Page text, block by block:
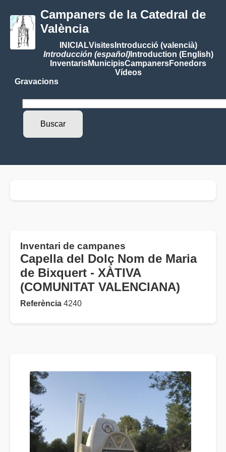
Campaners de la Catedral de
València
INICIALVisitesIntroducció (valencià)
Introducción (español)Introduction (English)
InventarisMunicipisCampanersFonedors
Vídeos
Gravacions
Inventari de campanes
Capella del Dolç Nom de Maria
de Bixquert - XÀTIVA
(COMUNITAT VALENCIANA)
Referència 4240